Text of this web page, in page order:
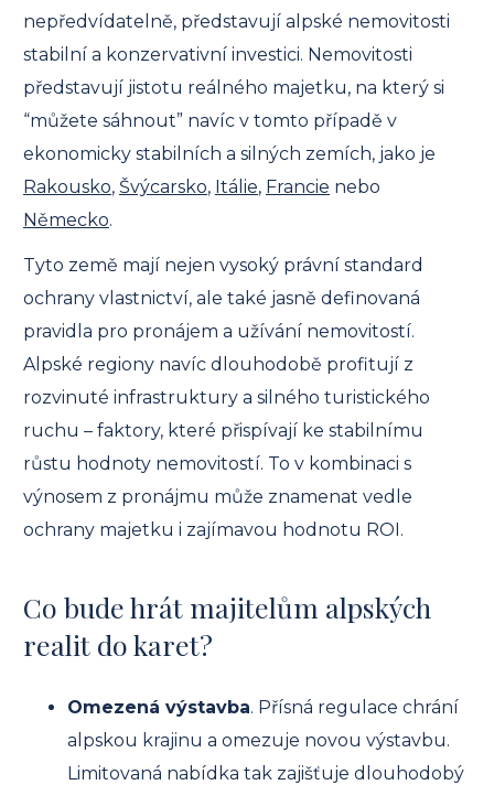
nepředvídatelně, představují alpské nemovitosti
stabilní a konzervativní investici. Nemovitosti
představují jistotu reálného majetku, na který si
“můžete sáhnout” navíc v tomto případě v
ekonomicky stabilních a silných zemích, jako je
Rakousko, Švýcarsko, Itálie, Francie nebo
Německo.
Tyto země mají nejen vysoký právní standard
ochrany vlastnictví, ale také jasně definovaná
pravidla pro pronájem a užívání nemovitostí.
Alpské regiony navíc dlouhodobě profitují z
rozvinuté infrastruktury a silného turistického
ruchu – faktory, které přispívají ke stabilnímu
růstu hodnoty nemovitostí. To v kombinaci s
výnosem z pronájmu může znamenat vedle
ochrany majetku i zajímavou hodnotu ROI.
Co bude hrát majitelům alpských
realit do karet?
Omezená výstavba. Přísná regulace chrání
alpskou krajinu a omezuje novou výstavbu.
Limitovaná nabídka tak zajišťuje dlouhodobý